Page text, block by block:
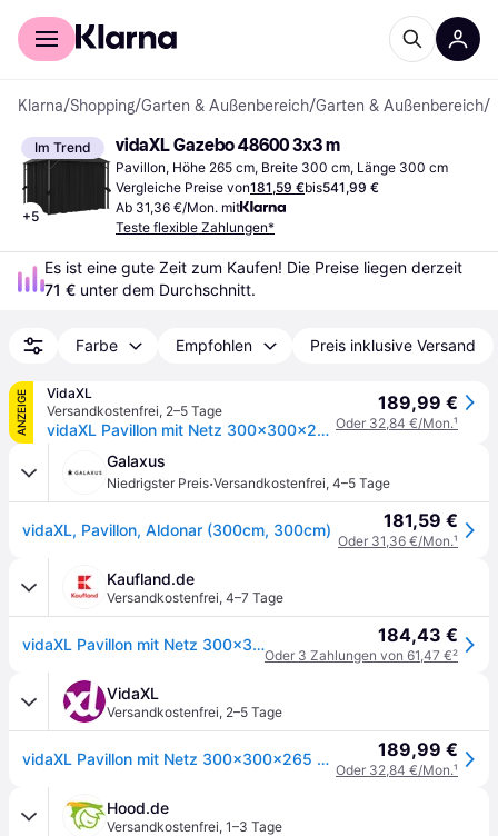
Für Shopper
Klarna/Shopping/Garten & Außenbereich/Garten & Außenbereich/
Im Trend
+5
vidaXL Gazebo 48600 3x3 m
Pavillon, Höhe 265 cm, Breite 300 cm, Länge 300 cm
Vergleiche Preise von181,59 €bis541,99 €
Ab 31,36 €/Mon. mit
Teste flexible Zahlungen*
71 € unter dem Durchschnitt.
Farbe Empfohlen Preis inklusive Versand
ANZEIGE
VidaXL
Versandkostenfrei, 2–5 Tage
vidaXL Pavillon mit Netz 300x300x265 cm Anthrazit
189,99 €
Oder 32,84 €/Mon.¹
Galaxus
Niedrigster Preis·Versandkostenfrei, 4–5 Tage
vidaXL, Pavillon, Aldonar (300cm, 300cm) 181,59 €
Oder 31,36 €/Mon.¹
Kaufland.de
Versandkostenfrei, 4–7 Tage
vidaXL Pavillon mit Netz 300x300x265 cm Anthrazit 184,43 €
Oder 3 Zahlungen von 61,47 €²
VidaXL
Versandkostenfrei, 2–5 Tage
vidaXL Pavillon mit Netz 300x300x265 cm Anthrazit 189,99 €
Oder 32,84 €/Mon.¹
Hood.de
Versandkostenfrei, 1–3 Tage